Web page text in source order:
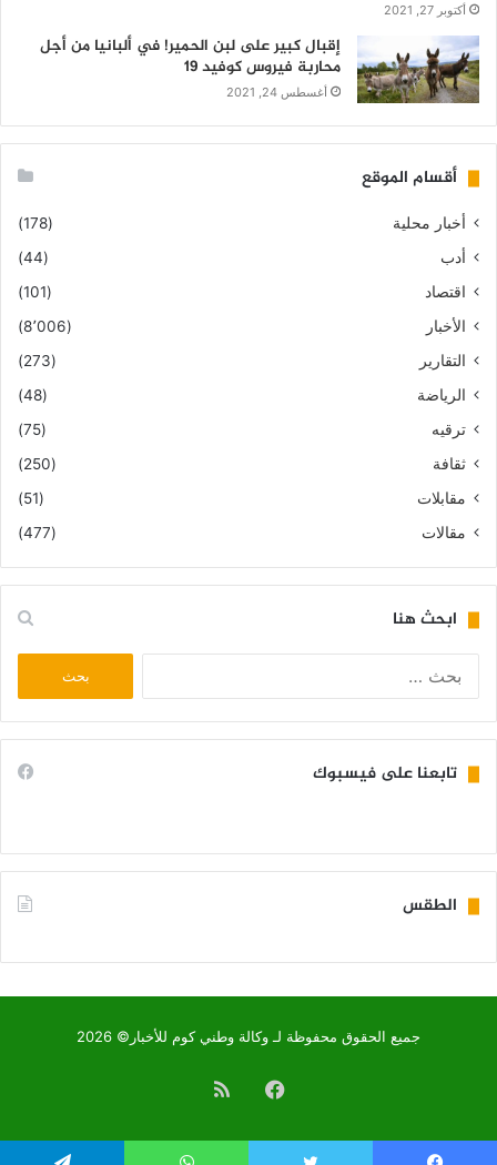
أكتوبر 27, 2021
إقبال كبير على لبن الحمير! في ألبانيا من أجل
محاربة فيروس كوفيد 19
أغسطس 24, 2021
أقسام الموقع
أخبار محلية
(178)
أدب
(44)
اقتصاد
(101)
الأخبار
(8٬006)
التقارير
(273)
الرياضة
(48)
ترقيه
(75)
ثقافة
(250)
مقابلات
(51)
مقالات
(477)
ابحث هنا
تابعنا على فيسبوك
الطقس
جميع الحقوق محفوظة لـ وكالة وطني كوم للأخبار© 2026
فيسبوكملخص
الموقع